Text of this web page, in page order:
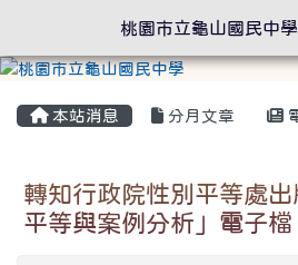
本站消息 分月文章
轉知行政院性別平等處出
平等與案例分析」電子檔
桃園市立龜山國民中學